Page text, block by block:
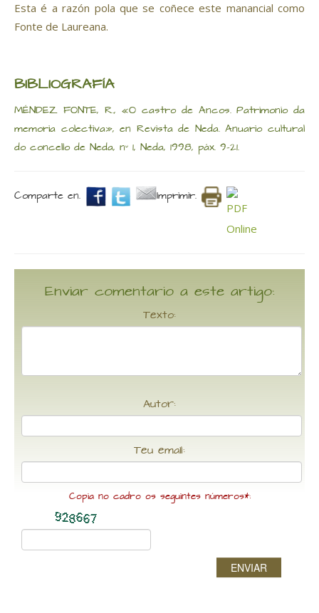
Esta é a razón pola que se coñece este manancial como
Fonte de Laureana.
BIBLIOGRAFÍA
MÉNDEZ FONTE, R., «O castro de Ancos. Patrimonio da
memoria colectiva», en Revista de Neda. Anuario cultural
do concello de Neda, nº 1, Neda, 1998, páx. 9-21.
Comparte en. Imprimir.
Enviar comentario a este artigo:
Texto:
Autor:
Teu email:
Copia no cadro os seguintes números*:
ENVIAR